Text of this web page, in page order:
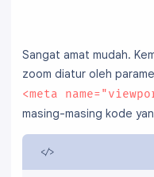
Sangat amat mudah.
zoom diatur oleh
<meta
masing-masing kode